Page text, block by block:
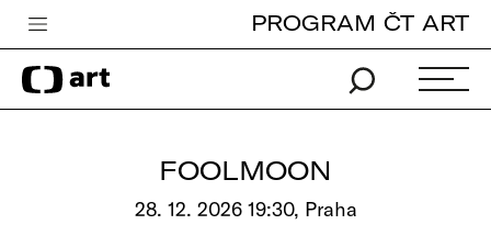
Česká televize
Zpravodajství
PROGRAM ČT ART
FOOLMOON
28. 12. 2026 19:30, Praha